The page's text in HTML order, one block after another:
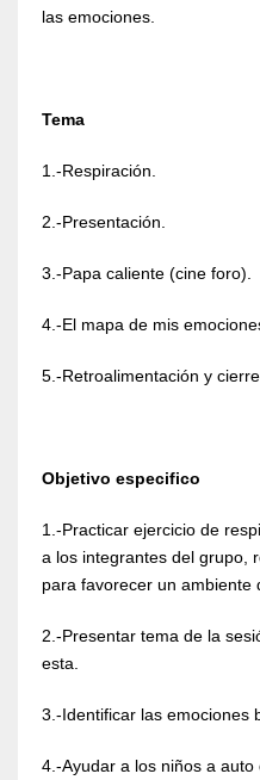
las emociones.
Tema
1.-Respiración.
2.-Presentación.
3.-Papa caliente (cine foro).
4.-El mapa de mis
5.-Retroalimentación y cierre.
Objetivo especifico
1.-Practicar ejercicio de
a los integrantes del grupo,
para favorecer un ambiente
2.-Presentar tema de la
esta.
3.-Identificar las emociones
4.-Ayudar a los niños a